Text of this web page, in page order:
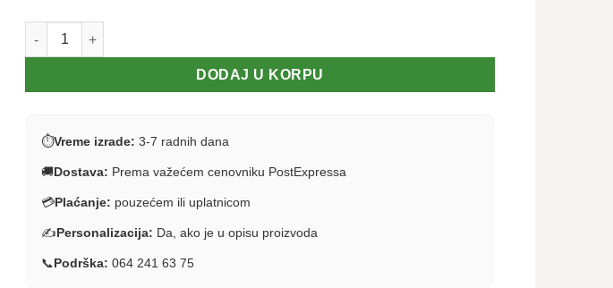
Mrs always right - mali komplet peškira količina
DODAJ U KORPU
⏱Vreme izrade: 3-7 radnih dana
🚚Dostava: Prema važećem cenovniku PostExpressa
💳Plaćanje: pouzećem ili uplatnicom
✍️Personalizacija: Da, ako je u opisu proizvoda
📞Podrška: 064 241 63 75